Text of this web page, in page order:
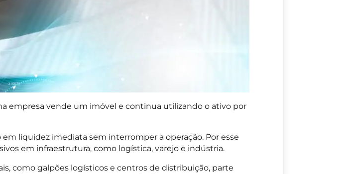
empresa vende um imóvel e continua utilizando o ativo por
liquidez imediata sem interromper a operação. Por esse
em infraestrutura, como logística, varejo e indústria.
como galpões logísticos e centros de distribuição, parte